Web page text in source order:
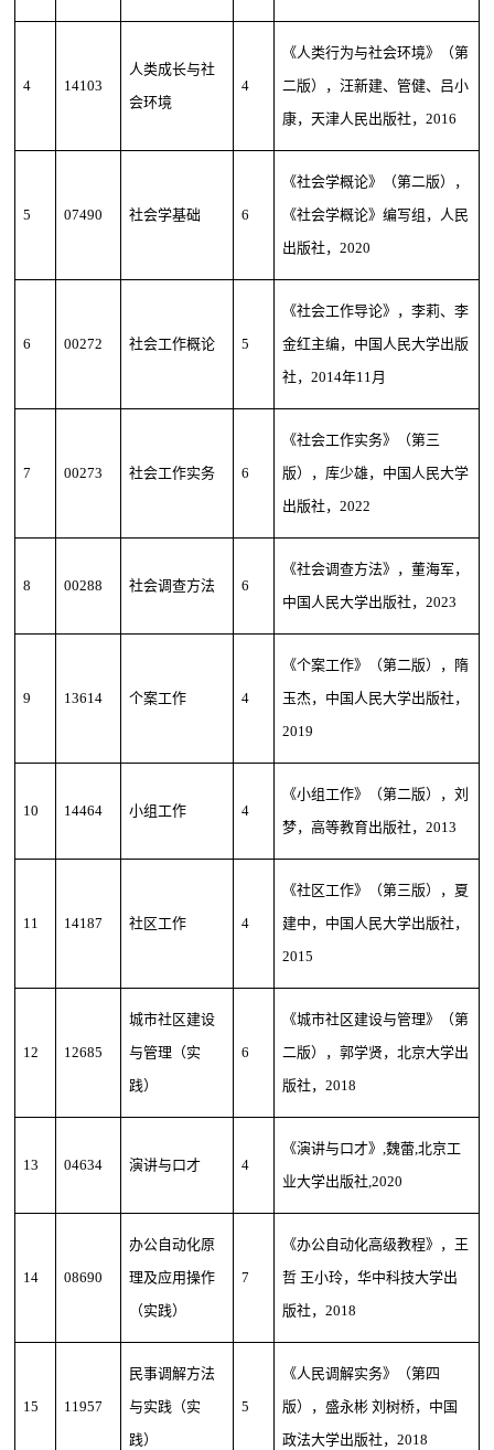
4 14103
人类成长与社
会环境
4
《人类行为与社会环境》（第
二版），汪新建、管健、吕小
康，天津人民出版社，2016
5 07490 社会学基础 6
《社会学概论》（第二版），
《社会学概论》编写组，人民
出版社，2020
6 00272 社会工作概论 5
《社会工作导论》，李莉、李
金红主编，中国人民大学出版
社，2014年11月
7 00273 社会工作实务 6
《社会工作实务》（第三
版），库少雄，中国人民大学
出版社，2022
8 00288 社会调查方法 6
《社会调查方法》，董海军，
中国人民大学出版社，2023
9 13614 个案工作 4
《个案工作》（第二版），隋
玉杰，中国人民大学出版社，
2019
10 14464 小组工作 4
《小组工作》（第二版），刘
梦，高等教育出版社，2013
11 14187 社区工作 4
《社区工作》（第三版），夏
建中，中国人民大学出版社，
2015
12 12685
城市社区建设
与管理（实
践）
6
《城市社区建设与管理》（第
二版），郭学贤，北京大学出
版社，2018
13 04634 演讲与口才 4
《演讲与口才》,魏蕾,北京工
业大学出版社,2020
14 08690
办公自动化原
理及应用操作
（实践）
7
《办公自动化高级教程》，王
哲 王小玲，华中科技大学出
版社，2018
15 11957
民事调解方法
与实践（实
践）
5
《人民调解实务》（第四
版），盛永彬 刘树桥，中国
政法大学出版社，2018